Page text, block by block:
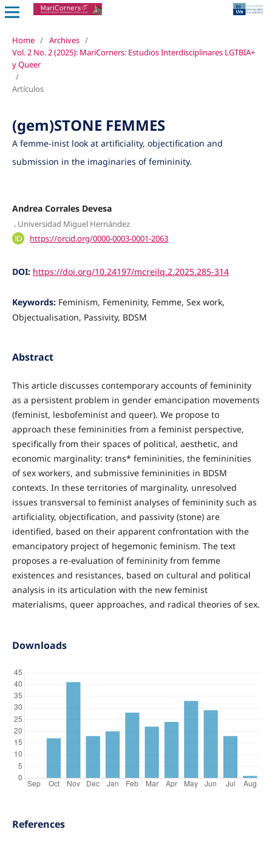
Home / Archives /
Vol. 2 No. 2 (2025): MariCorners: Estudios Interdisciplinares LGTBIA+
y Queer
/
Artículos
(gem)STONE FEMMES
A femme-inist look at artificiality, objectification and
submission in the imaginaries of femininity.
Andrea Corrales Devesa
, Universidad Miguel Hernández
https://orcid.org/0000-0003-0001-2063
DOI: https://doi.org/10.24197/mcreilq.2.2025.285-314
Keywords: Feminism, Femeninity, Femme, Sex work,
Objectualisation, Passivity, BDSM
Abstract
This article discusses contemporary accounts of femininity
as a persistent problem in gender emancipation movements
(feminist, lesbofeminist and queer). We propose to
approach these femininities from a feminist perspective,
specifically from their spaces of political, aesthetic, and
economic marginality: trans* femininities, the femininities
of sex workers, and submissive femininities in BDSM
contexts. In these territories of marginality, unresolved
issues transversal to feminist analyses of femininity such as
artificiality, objectification, and passivity (stone) are
identified, based on their apparent confrontation with the
emancipatory project of hegemonic feminism. The text
proposes a re-evaluation of femininity from femme
existences and resistances, based on cultural and political
analysis in its articulation with the new feminist
materialisms, queer approaches, and radical theories of sex.
Downloads
References